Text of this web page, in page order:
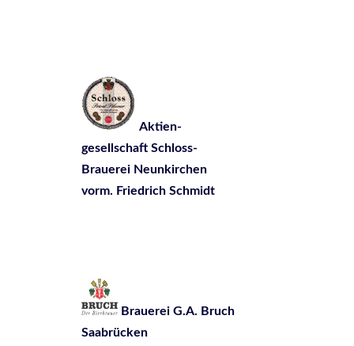
Aktien-
gesellschaft Schloss-
Brauerei Neunkirchen
vorm. Friedrich Schmidt
Brauerei G.A. Bruch
Saabrücken